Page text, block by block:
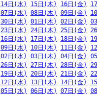
14日(水) 15日(木) 16日(金)
07日(水) 08日(木) 09日(金)
30日(水) 01日(木) 02日(金)
23日(水) 24日(木) 25日(金)
16日(水) 17日(木) 18日(金)
09日(水) 10日(木) 11日(金)
02日(水) 03日(木) 04日(金)
26日(水) 27日(木) 28日(金)
19日(水) 20日(木) 21日(金)
12日(水) 13日(木) 14日(金)
05日(水) 06日(木) 07日(金)